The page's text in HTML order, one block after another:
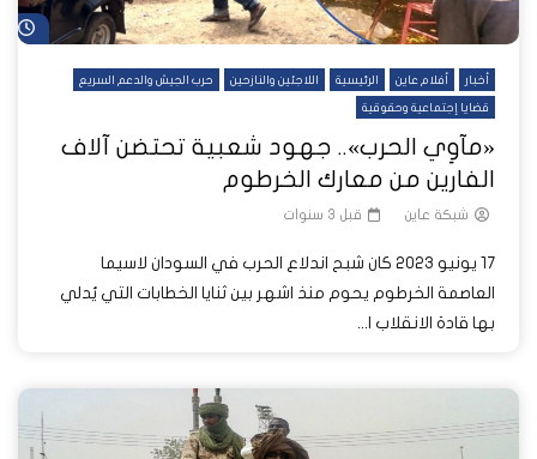
أخبار أفلام عاين الرئيسية اللاجئين والنازحين حرب الجيش والدعم السريع
قضايا إجتماعية وحقوقية
«مآوِي الحرب».. جهود شعبية تحتضن آلاف
الفارين من معارك الخرطوم
شبكة عاين قبل 3 سنوات
17 يونيو 2023 كان شبح اندلاع الحرب في السودان لاسيما
العاصمة الخرطوم يحوم منذ اشهر بين ثنايا الخطابات التي يُدلي
بها قادة الانقلاب ا...